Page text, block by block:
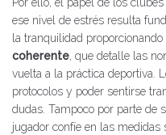
Por ello, el papel de los
ese nivel de estrés resulta
la tranquilidad proporcionando
coherente, que detalle las
vuelta a la práctica deportiva.
protocolos y poder sentirse
dudas. Tampoco por parte de
jugador confíe en las